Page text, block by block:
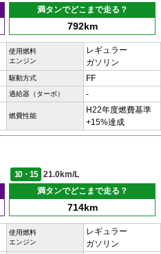
満タンでどこまで走る？
792km
使用燃料
エンジン
レギュラー
ガソリン
駆動方式 FF
過給器（ターボ） -
燃費性能
H22年度燃費基準
+15%達成
10・15
21.0km/L
満タンでどこまで走る？
714km
使用燃料
エンジン
レギュラー
ガソリン